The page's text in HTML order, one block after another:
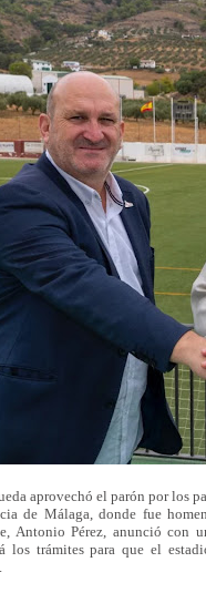
aprovechó el parón por los
de Málaga, donde fue
Antonio Pérez, anunció con
los trámites para que el